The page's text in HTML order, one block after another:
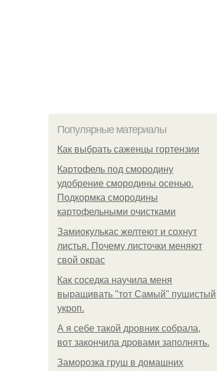
Популярные материалы
Как выбрать саженцы гортензии
Картофель под смородину
удобрение смородины осенью.
Подкормка смородины
картофельными очистками
Замиокулькас желтеют и сохнут
листья. Почему листочки меняют
свой окрас
Как соседка научила меня
выращивать "тот Самый" пушистый
укроп.
А я себе такой дровник собрала,
вот закончила дровами заполнять.
Заморозка груш в домашних